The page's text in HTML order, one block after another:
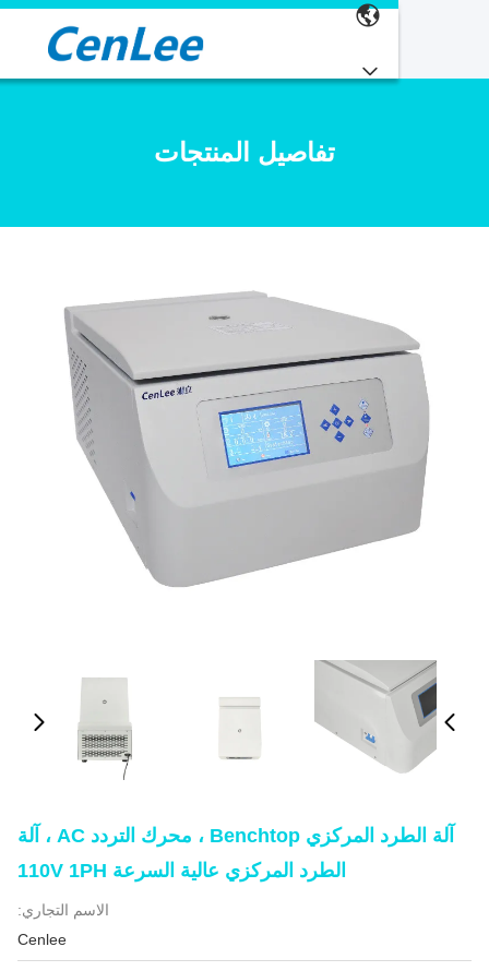
تفاصيل المنتجات
آلة الطرد المركزي Benchtop ، محرك التردد AC ، آلة
الطرد المركزي عالية السرعة 110V 1PH
الاسم التجاري:
Cenlee